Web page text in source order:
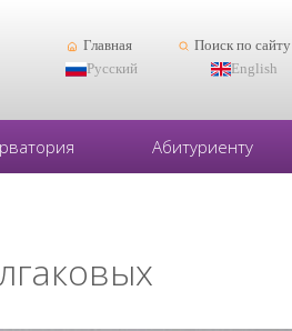
Главная Поиск по сайту
Русский
English
Абитуриенту